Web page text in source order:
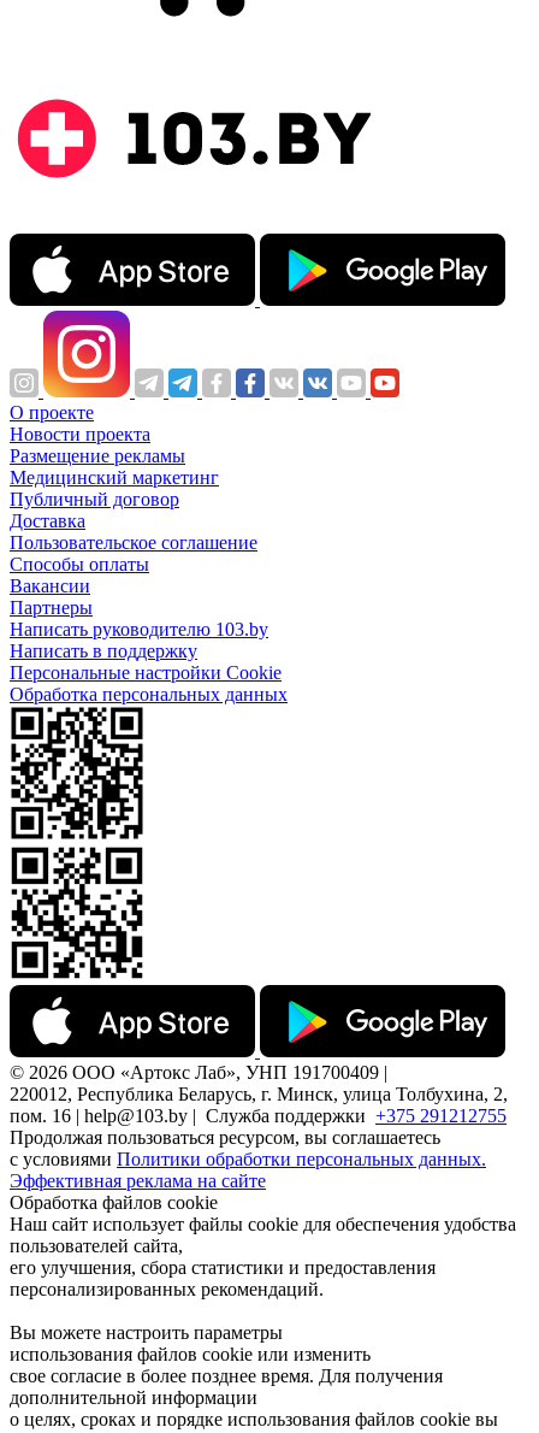
О проекте
Новости проекта
Размещение рекламы
Медицинский маркетинг
Публичный договор
Доставка
Пользовательское соглашение
Способы оплаты
Вакансии
Партнеры
Написать руководителю 103.by
Написать в поддержку
Персональные настройки Cookie
Обработка персональных данных
© 2026 ООО «Артокс Лаб», УНП 191700409 |
220012, Республика Беларусь, г. Минск, улица Толбухина, 2,
пом. 16 | help@103.by | Служба поддержки +375 291212755
Продолжая пользоваться ресурсом, вы соглашаетесь
с условиями Политики обработки персональных данных.
Эффективная реклама на сайте
Обработка файлов cookie
Наш сайт использует файлы cookie для обеспечения удобства
пользователей сайта,
его улучшения, сбора статистики и предоставления
персонализированных рекомендаций.
Вы можете настроить параметры
использования файлов cookie или изменить
свое согласие в более позднее время. Для получения
дополнительной информации
о целях, сроках и порядке использования файлов cookie вы